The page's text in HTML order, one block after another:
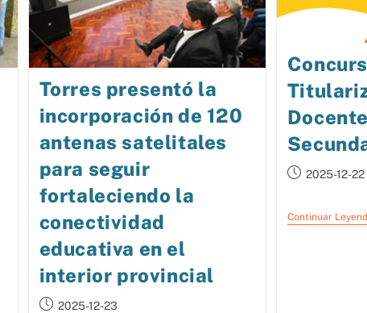
Torres presentó la
incorporación de 120
antenas satelitales
para seguir
fortaleciendo la
conectividad
educativa en el
interior provincial
2025-12-23
2025-12-22
Continuar